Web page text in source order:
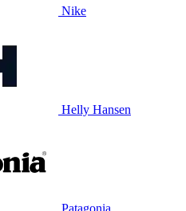
Nike
Helly Hansen
Patagonia